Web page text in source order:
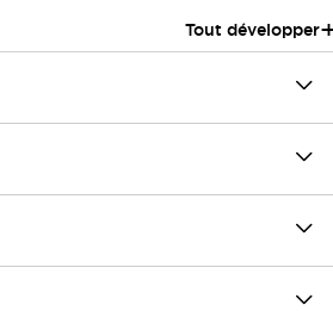
Tout développer